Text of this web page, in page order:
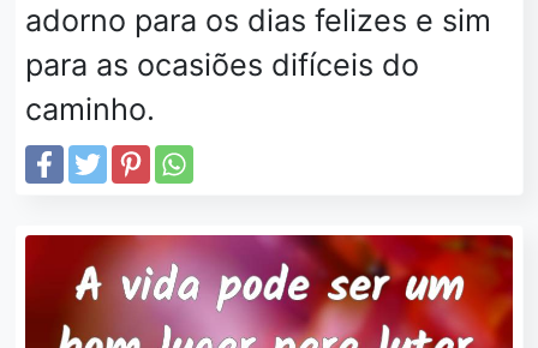
adorno para os dias felizes e sim
para as ocasiões difíceis do
caminho.